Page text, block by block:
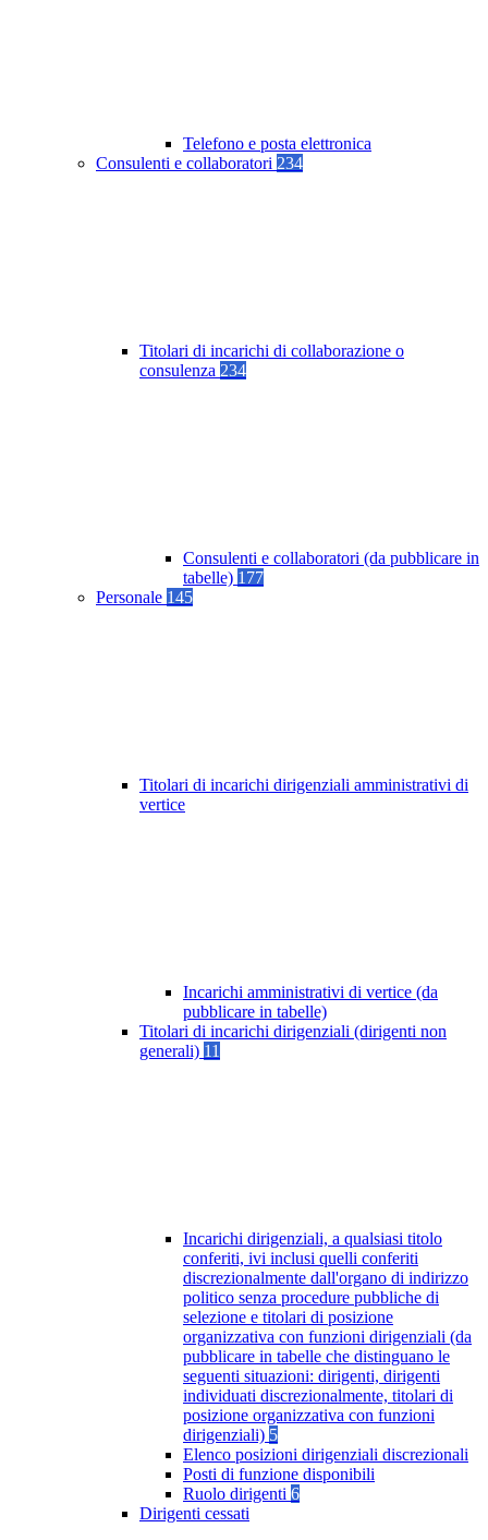
Telefono e posta elettronica
Consulenti e collaboratori 234
Titolari di incarichi di collaborazione o
consulenza 234
Consulenti e collaboratori (da pubblicare in
tabelle) 177
Personale 145
Titolari di incarichi dirigenziali amministrativi di
vertice
Incarichi amministrativi di vertice (da
pubblicare in tabelle)
Titolari di incarichi dirigenziali (dirigenti non
generali) 11
Incarichi dirigenziali, a qualsiasi titolo
conferiti, ivi inclusi quelli conferiti
discrezionalmente dall'organo di indirizzo
politico senza procedure pubbliche di
selezione e titolari di posizione
organizzativa con funzioni dirigenziali (da
pubblicare in tabelle che distinguano le
seguenti situazioni: dirigenti, dirigenti
individuati discrezionalmente, titolari di
posizione organizzativa con funzioni
dirigenziali) 5
Elenco posizioni dirigenziali discrezionali
Posti di funzione disponibili
Ruolo dirigenti 6
Dirigenti cessati